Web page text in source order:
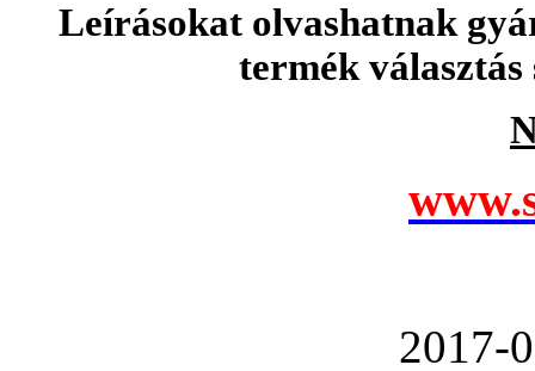
Leírásokat olvashatnak
termék
2017-